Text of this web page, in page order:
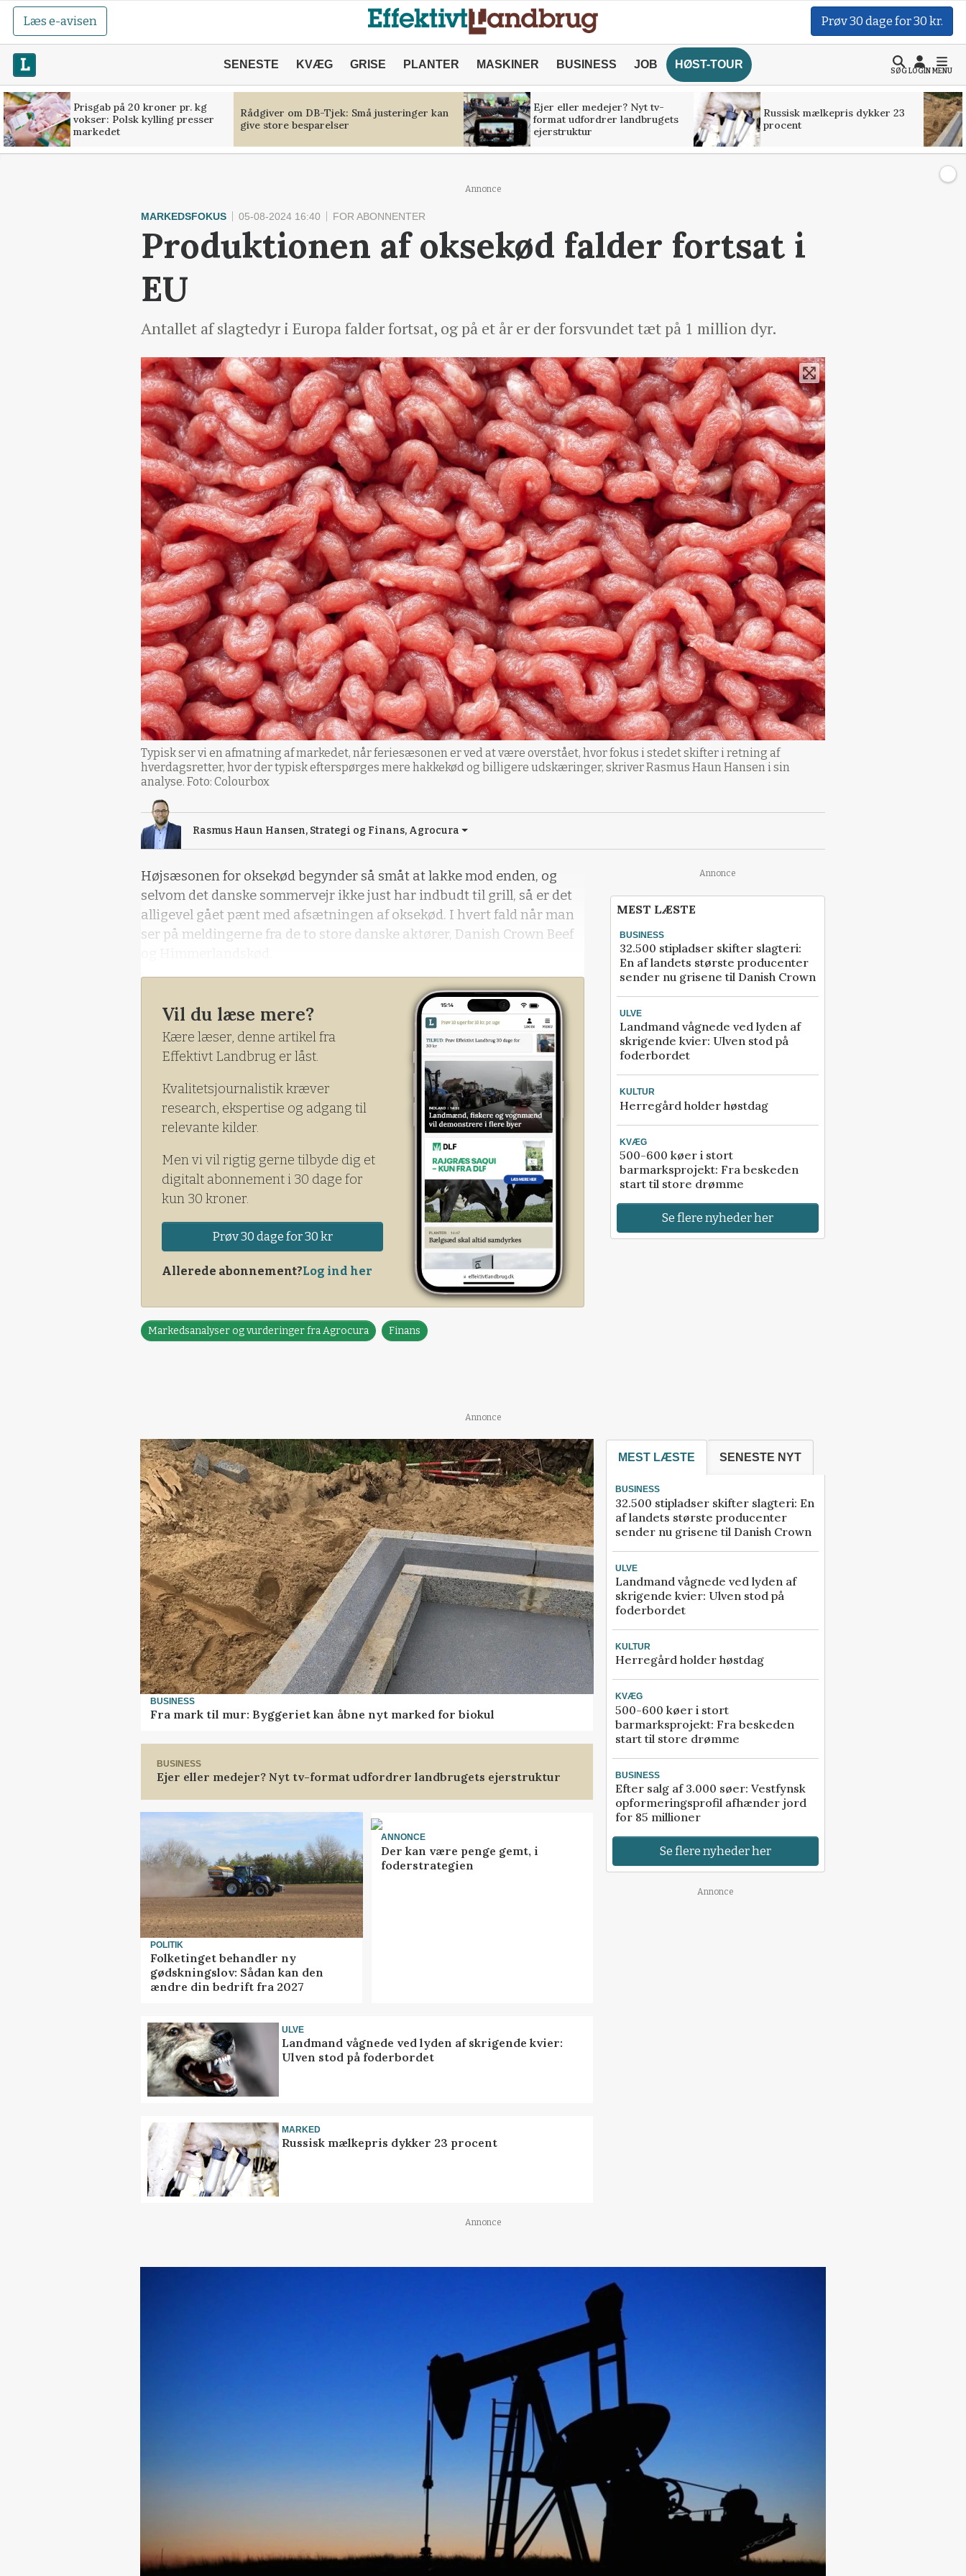
Læs e-avisen Prøv 30 dage for 30 kr.
SENESTE KVÆG GRISE PLANTER MASKINER BUSINESS JOB HØST-TOUR
SØGLOGINMENU
Prisgab på 20 kroner pr. kg
vokser: Polsk kylling presser
markedet
Rådgiver om DB-Tjek: Små justeringer kan
give store besparelser
Ejer eller medejer? Nyt tv-
format udfordrer landbrugets
ejerstruktur
Russisk mælkepris dykker 23
procent
Annonce
MARKEDSFOKUS 05-08-2024 16:40 FOR ABONNENTER
Produktionen af oksekød falder fortsat i
EU
Antallet af slagtedyr i Europa falder fortsat, og på et år er der forsvundet tæt på 1 million dyr.
Typisk ser vi en afmatning af markedet, når feriesæsonen er ved at være overstået, hvor fokus i stedet skifter i retning af
hverdagsretter, hvor der typisk efterspørges mere hakkekød og billigere udskæringer, skriver Rasmus Haun Hansen i sin
analyse. Foto: Colourbox
Rasmus Haun Hansen, Strategi og Finans, Agrocura
Højsæsonen for oksekød begynder så småt at lakke mod enden, og
selvom det danske sommervejr ikke just har indbudt til grill, så er det
alligevel gået pænt med afsætningen af oksekød. I hvert fald når man
ser på meldingerne fra de to store danske aktører, Danish Crown Beef
Vil du læse mere?
Kære læser, denne artikel fra
Effektivt Landbrug er låst.
Kvalitetsjournalistik kræver
research, ekspertise og adgang til
relevante kilder.
Men vi vil rigtig gerne tilbyde dig et
digitalt abonnement i 30 dage for
kun 30 kroner.
Prøv 30 dage for 30 kr
Allerede abonnement?Log ind her
Markedsanalyser og vurderinger fra Agrocura Finans
Annonce
MEST LÆSTE
BUSINESS
32.500 stipladser skifter slagteri:
En af landets største producenter
sender nu grisene til Danish Crown
ULVE
Landmand vågnede ved lyden af
skrigende kvier: Ulven stod på
foderbordet
KULTUR
Herregård holder høstdag
KVÆG
500-600 køer i stort
barmarksprojekt: Fra beskeden
start til store drømme
Se flere nyheder her
Annonce
BUSINESS
Fra mark til mur: Byggeriet kan åbne nyt marked for biokul
BUSINESS
Ejer eller medejer? Nyt tv-format udfordrer landbrugets ejerstruktur
POLITIK
Folketinget behandler ny
gødskningslov: Sådan kan den
ændre din bedrift fra 2027
ANNONCE
Der kan være penge gemt, i
foderstrategien
ULVE
Landmand vågnede ved lyden af skrigende kvier:
Ulven stod på foderbordet
MARKED
Russisk mælkepris dykker 23 procent
MEST LÆSTE SENESTE NYT
BUSINESS
32.500 stipladser skifter slagteri: En
af landets største producenter
sender nu grisene til Danish Crown
ULVE
Landmand vågnede ved lyden af
skrigende kvier: Ulven stod på
foderbordet
KULTUR
Herregård holder høstdag
KVÆG
500-600 køer i stort
barmarksprojekt: Fra beskeden
start til store drømme
BUSINESS
Efter salg af 3.000 søer: Vestfynsk
opformeringsprofil afhænder jord
for 85 millioner
Se flere nyheder her
Annonce
Annonce